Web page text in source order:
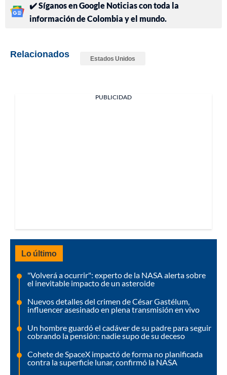
✔️ Síganos en Google Noticias con toda la
información de Colombia y el mundo.
Relacionados Estados Unidos
PUBLICIDAD
Lo último
"Volverá a ocurrir": experto de la NASA alerta sobre
el inevitable impacto de un asteroide
Nuevos detalles del crimen de César Gastélum,
influencer asesinado en plena transmisión en vivo
Un hombre guardó el cadáver de su padre para seguir
cobrando la pensión: nadie supo de su deceso
Cohete de SpaceX impactó de forma no planificada
contra la superficie lunar, confirmó la NASA